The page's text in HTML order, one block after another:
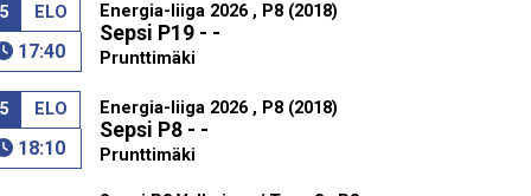
ELO
17:40
Energia-liiga 2026 , P8 (2018)
Sepsi P19 - -
Prunttimäki
ELO
18:10
Energia-liiga 2026 , P8 (2018)
Sepsi P8 - -
Prunttimäki